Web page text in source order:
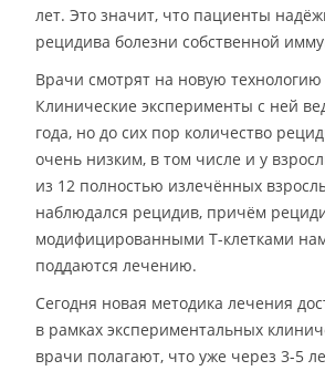
лет. Это значит, что пациенты
рецидива болезни собственной
Врачи смотрят на новую
Клинические эксперименты с ней
года, но до сих пор количество
очень низким, в том числе и у
из 12 полностью излечённых
наблюдался рецидив, причём
модифицированными Т-клетками
поддаются лечению.
Сегодня новая методика лечения
в рамках экспериментальных
врачи полагают, что уже через 3-5